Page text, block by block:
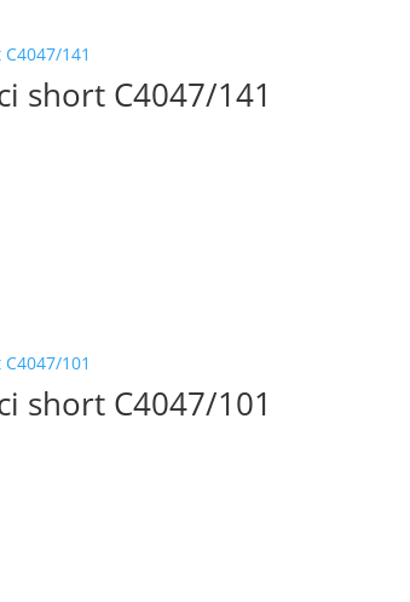
short C4047/141
short C4047/101